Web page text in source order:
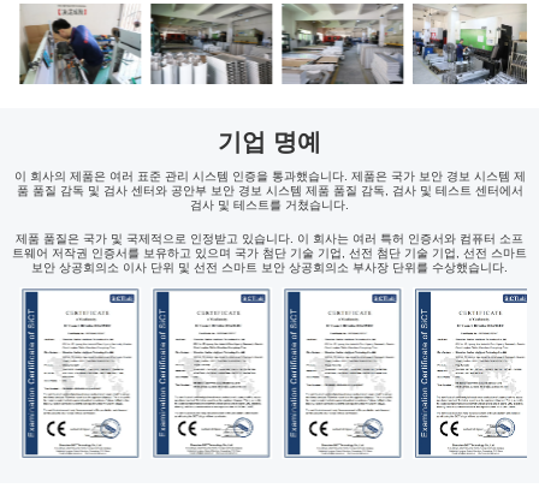
기업 명예
이 회사의 제품은 여러 표준 관리 시스템 인증을 통과했습니다. 제품은 국가 보안 경보 시스템 제
품 품질 감독 및 검사 센터와 공안부 보안 경보 시스템 제품 품질 감독, 검사 및 테스트 센터에서
검사 및 테스트를 거쳤습니다.
제품 품질은 국가 및 국제적으로 인정받고 있습니다. 이 회사는 여러 특허 인증서와 컴퓨터 소프
트웨어 저작권 인증서를 보유하고 있으며 국가 첨단 기술 기업, 선전 첨단 기술 기업, 선전 스마트
보안 상공회의소 이사 단위 및 선전 스마트 보안 상공회의소 부사장 단위를 수상했습니다.